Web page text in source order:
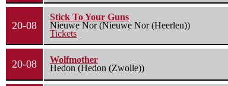
20-08
Stick To Your Guns
Nieuwe Nor (Nieuwe Nor (Heerlen))
Tickets
20-08
Wolfmother
Hedon (Hedon (Zwolle))